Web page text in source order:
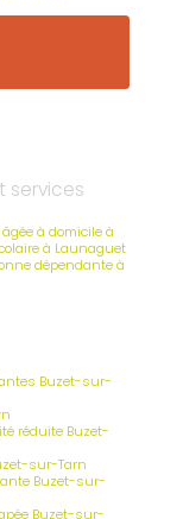
services
à domicile à
à Launaguet
dépendante à
Buzet-sur-
réduite Buzet-
sur-Tarn
Buzet-sur-
Buzet-sur-